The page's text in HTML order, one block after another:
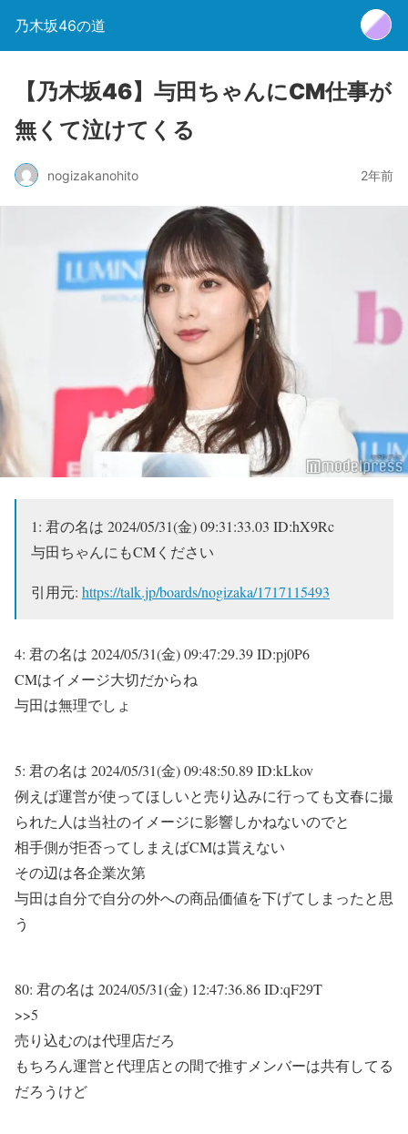
乃木坂46の道
【乃木坂46】与田ちゃんにCM仕事が
無くて泣けてくる
nogizakanohito 2年前
1: 君の名は 2024/05/31(金) 09:31:33.03 ID:hX9Rc
与田ちゃんにもCMください
引用元: https://talk.jp/boards/nogizaka/1717115493
4: 君の名は 2024/05/31(金) 09:47:29.39 ID:pj0P6
CMはイメージ大切だからね
与田は無理でしょ
5: 君の名は 2024/05/31(金) 09:48:50.89 ID:kLkov
例えば運営が使ってほしいと売り込みに行っても文春に撮
られた人は当社のイメージに影響しかねないのでと
相手側が拒否ってしまえばCMは貰えない
その辺は各企業次第
与田は自分で自分の外への商品価値を下げてしまったと思
う
80: 君の名は 2024/05/31(金) 12:47:36.86 ID:qF29T
>>5
売り込むのは代理店だろ
もちろん運営と代理店との間で推すメンバーは共有してる
だろうけど